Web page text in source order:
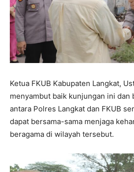
Ketua FKUB Kabupaten Langkat,
menyambut baik kunjungan ini dan
antara Polres Langkat dan FKUB
dapat bersama-sama menjaga
beragama di wilayah tersebut.